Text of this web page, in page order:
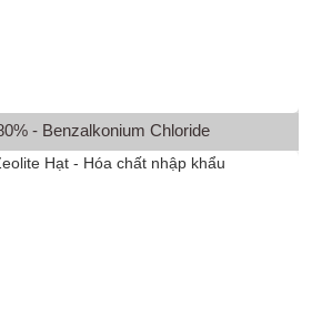
- Benzalkonium Chloride